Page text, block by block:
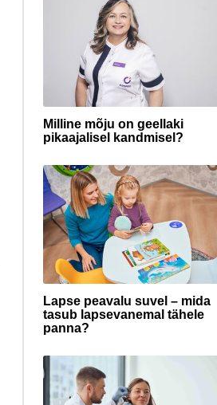
Milline mõju on geellaki
pikaajalisel kandmisel?
Lapse peavalu suvel – mida
tasub lapsevanemal tähele
panna?